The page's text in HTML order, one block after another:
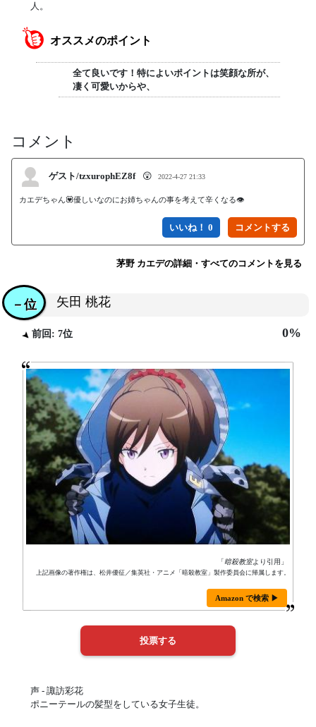
人。
オススメのポイント
全て良いです！特によいポイントは笑顔な所が、
凄く可愛いからや、
コメント
ゲスト/tzxurophEZ8f 😲 2022-4-27 21:33
カエデちゃん💟優しいなのにお姉ちゃんの事を考えて辛くなる👁️
いいね！ 0
茅野 カエデの詳細・すべてのコメントを見る
矢田 桃花
－位
前回: 7位 0%
「暗殺教室より引用」
上記画像の著作権は、松井優征／集英社・アニメ「暗殺教室」製作委員会に帰属します。
Amazon で検索 ▶
声 - 諏訪彩花
ポニーテールの髪型をしている女子生徒。